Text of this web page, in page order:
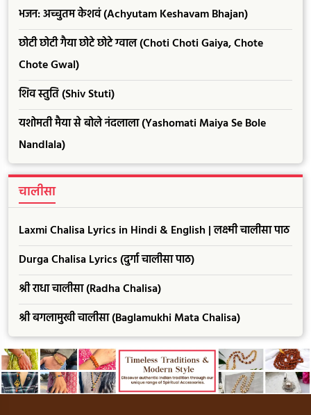
भजन: अच्चुतम केशवं (Achyutam Keshavam Bhajan)
छोटी छोटी गैया छोटे छोटे ग्वाल (Choti Choti Gaiya, Chote
Chote Gwal)
शिव स्तुति (Shiv Stuti)
यशोमती मैया से बोले नंदलाला (Yashomati Maiya Se Bole
Nandlala)
चालीसा
Laxmi Chalisa Lyrics in Hindi & English | लक्ष्मी चालीसा पाठ
Durga Chalisa Lyrics (दुर्गा चालीसा पाठ)
श्री राधा चालीसा (Radha Chalisa)
श्री बगलामुखी चालीसा (Baglamukhi Mata Chalisa)